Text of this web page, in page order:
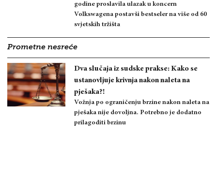
godine proslavila ulazak u koncern
Volkswagena postavši bestseler na više od 60
svjetskih tržišta
Prometne nesreće
Dva slučaja iz sudske prakse: Kako se
ustanovljuje krivnja nakon naleta na
pješaka?!
Vožnja po ograničenju brzine nakon naleta na
pješaka nije dovoljna. Potrebno je dodatno
prilagoditi brzinu